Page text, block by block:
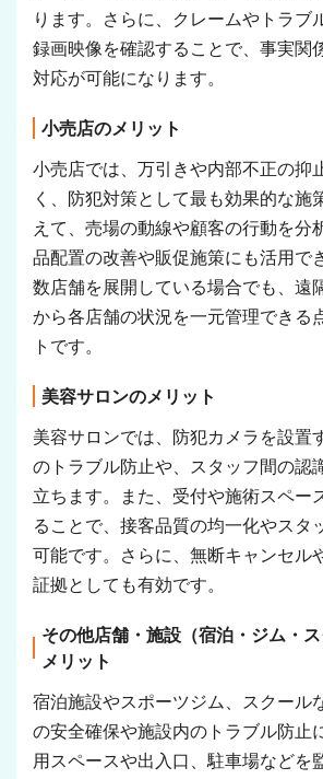
ります。さらに、クレームやトラブ
録画映像を確認することで、事実関
対応が可能になります。
小売店のメリット
小売店では、万引きや内部不正の抑
く、防犯対策として最も効果的な施
えて、売場の動線や顧客の行動を分
品配置の改善や販促施策にも活用で
数店舗を展開している場合でも、遠
から各店舗の状況を一元管理できる
トです。
美容サロンのメリット
美容サロンでは、防犯カメラを設置
のトラブル防止や、スタッフ間の認
立ちます。また、受付や施術スペー
ることで、接客品質の均一化やスタ
可能です。さらに、無断キャンセル
証拠としても有効です。
その他店舗・施設（宿泊・ジム・
メリット
宿泊施設やスポーツジム、スクール
の安全確保や施設内のトラブル防止
用スペースや出入口、駐車場などを